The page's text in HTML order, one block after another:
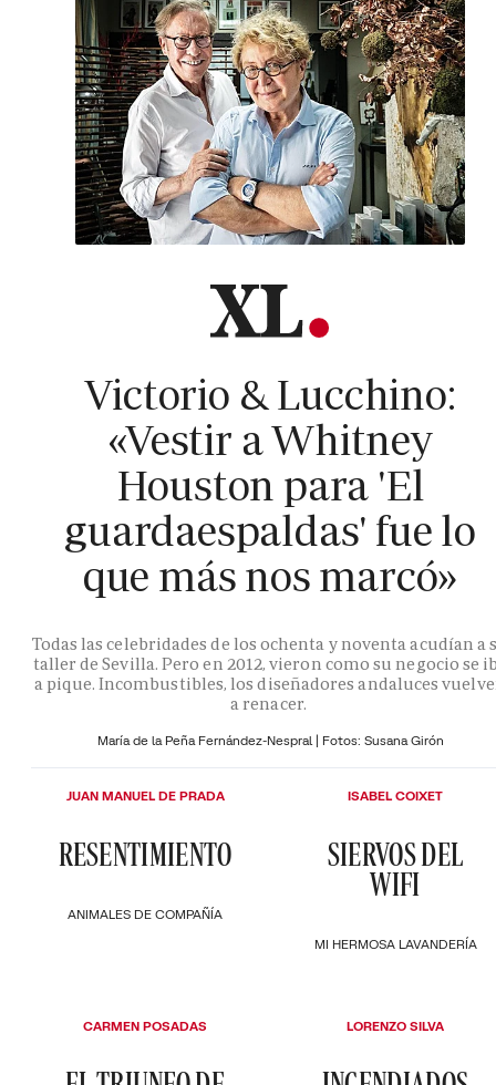
Victorio & Lucchino:
«Vestir a Whitney
Houston para 'El
guardaespaldas' fue lo
que más nos marcó»
Todas las celebridades de los ochenta y noventa acudían a
taller de Sevilla. Pero en 2012, vieron como su negocio se
a pique. Incombustibles, los diseñadores andaluces
a renacer.
María de la Peña Fernández-Nespral | Fotos: Susana Girón
ANIMALES DE COMPAÑÍA
RESENTIMIENTO
JUAN MANUEL DE PRADA
MI HERMOSA LAVANDERÍA
SIERVOS DEL
WIFI
ISABEL COIXET
CARMEN POSADAS LORENZO SILVA